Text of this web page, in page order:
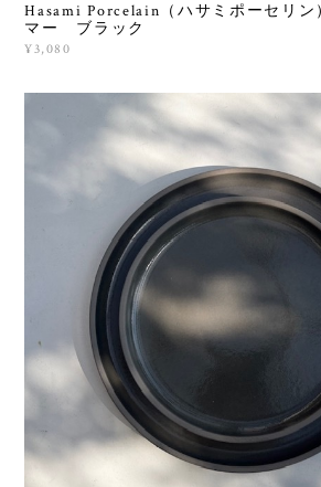
Hasami Porcelain（ハサミポーセリン
マー ブラック
¥3,080